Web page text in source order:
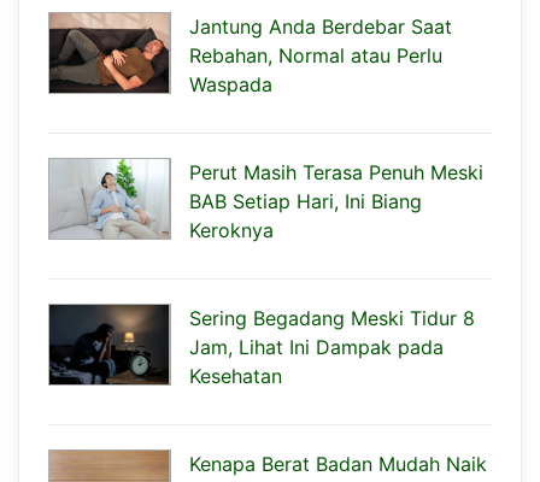
Jantung Anda Berdebar Saat
Rebahan, Normal atau Perlu
Waspada
Perut Masih Terasa Penuh Meski
BAB Setiap Hari, Ini Biang
Keroknya
Sering Begadang Meski Tidur 8
Jam, Lihat Ini Dampak pada
Kesehatan
Kenapa Berat Badan Mudah Naik